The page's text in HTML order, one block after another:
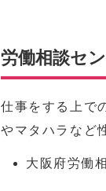
労働相談セ
仕事をする上で
やマタハラなど
大阪府労働